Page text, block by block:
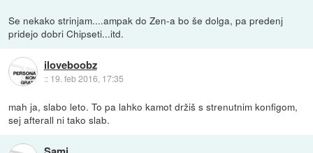
Se nekako strinjam....ampak do Zen-a bo še dolga, pa predenj
pridejo dobri Chipseti...itd.
iloveboobz
:: 19. feb 2016, 17:35
mah ja, slabo leto. To pa lahko kamot držiš s strenutnim konfigom,
sej afterall ni tako slab.